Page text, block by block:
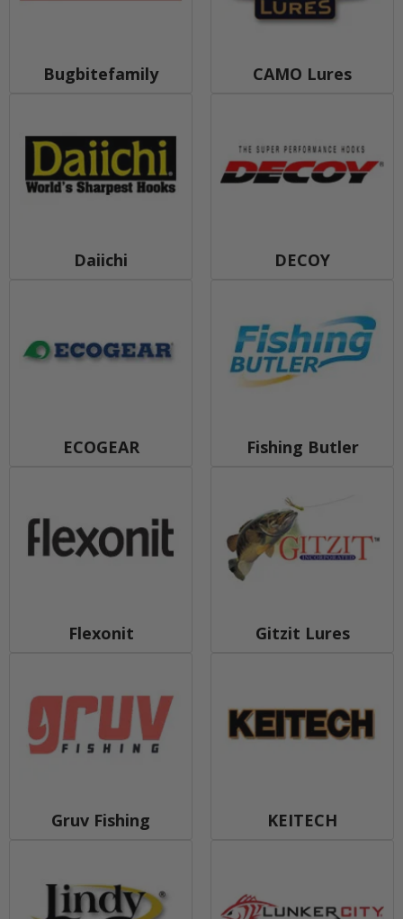
Bugbitefamily CAMO Lures
Daiichi DECOY
ECOGEAR Fishing Butler
Flexonit Gitzit Lures
Gruv Fishing KEITECH